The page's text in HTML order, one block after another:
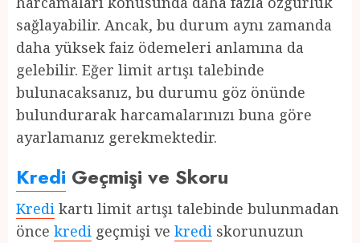
sağlayabilir. Ancak, bu durum aynı zamanda
daha yüksek faiz ödemeleri anlamına da
gelebilir. Eğer limit artışı talebinde
bulunacaksanız, bu durumu göz önünde
bulundurarak harcamalarınızı buna göre
ayarlamanız gerekmektedir.
Kredi Geçmişi ve Skoru
Kredi kartı limit artışı talebinde bulunmadan
önce kredi geçmişi ve kredi skorunuzun